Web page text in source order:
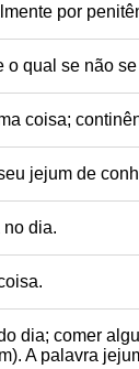
por
qual se não
coisa;
jejum de
no dia.
dia; comer
A palavra